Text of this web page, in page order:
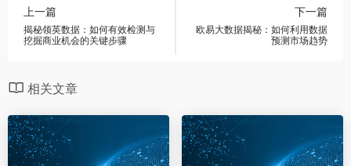
上一篇
揭秘领英数据：如何有效检测与
挖掘商业机会的关键步骤
下一篇
欧易大数据揭秘：如何利用数据
预测市场趋势
相关文章